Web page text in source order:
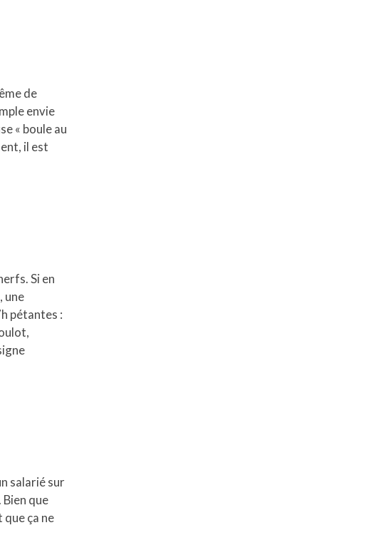
de
envie
« boule au
il est
Si en
une
pétantes :
salarié sur
que
ça ne